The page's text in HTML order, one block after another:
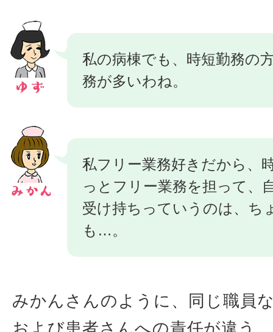
私の病棟でも、時短勤務の
務が多いわね。
私フリー業務好きだから、
っとフリー業務を担って、
受け持ちっていうのは、ち
も…。
みかんさんのように、同じ職員